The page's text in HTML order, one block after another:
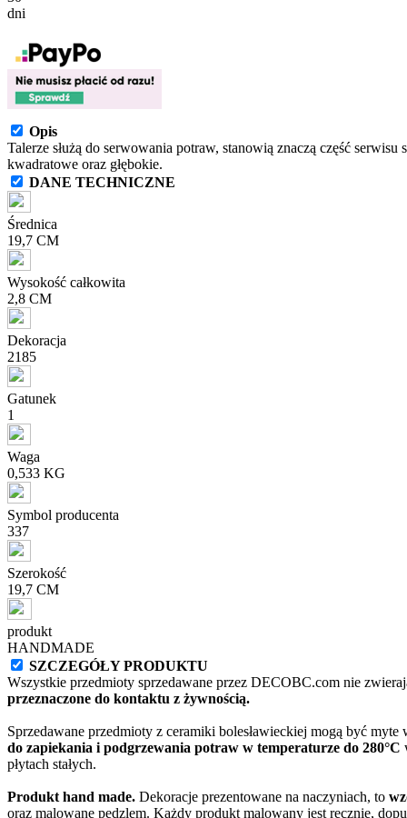
dni
Opis
Talerze służą do serwowania potraw, stanowią znaczą część
kwadratowe oraz głębokie.
DANE TECHNICZNE
Średnica
19,7 CM
Wysokość całkowita
2,8 CM
Dekoracja
2185
Gatunek
1
Waga
0,533 KG
Symbol producenta
337
Szerokość
19,7 CM
produkt
HANDMADE
SZCZEGÓŁY PRODUKTU
Wszystkie przedmioty sprzedawane przez DECOBC.com nie
przeznaczone do kontaktu z żywnością.
Sprzedawane przedmioty z ceramiki bolesławieckiej mogą być
do zapiekania i podgrzewania potraw w temperaturze do 280°C
płytach stałych.
Produkt hand made. Dekoracje prezentowane na naczyniach, to
oraz malowane pędzlem. Każdy produkt malowany jest ręcznie,